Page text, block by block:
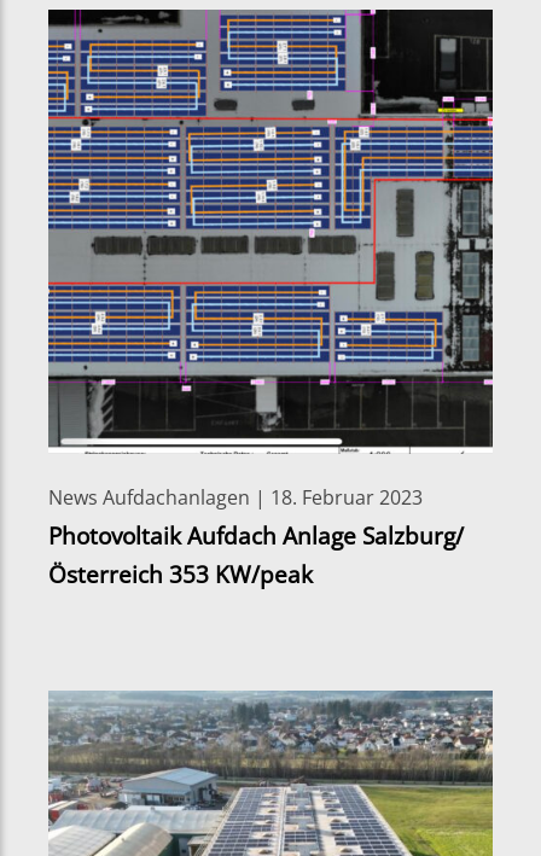
News Aufdachanlagen | 18. Februar 2023
Photovoltaik Aufdach Anlage Salzburg/
Österreich 353 KW/peak